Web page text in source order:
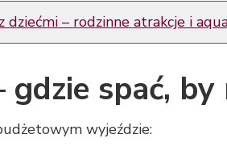
dziećmi – rodzinne atrakcje i
spać, by
wyjeździe: